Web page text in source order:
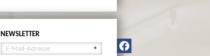
NEWSLETTER